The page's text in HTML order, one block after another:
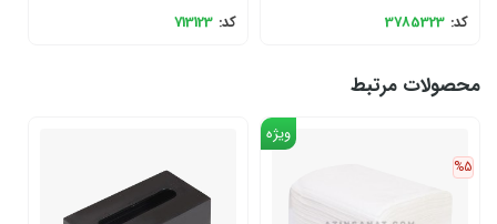
کد: 3785323 کد: 713123
محصولات مرتبط
ویژه
%5